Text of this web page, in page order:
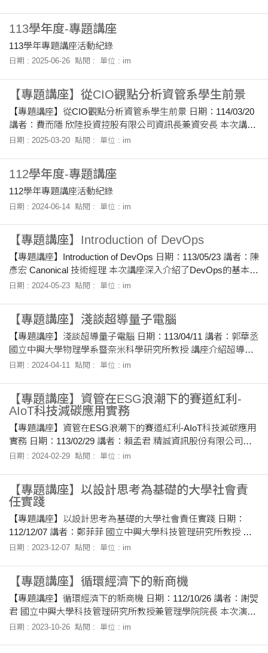
成內容可能引發的法律與倫理爭議，並分享國內外相關案例，
使同學們了解到即使AI能協助寫作，創作責任仍由使用者承
擔。此外，老師也介紹AI在翻譯、潤稿與文獻搜尋的實用性，
113學年度-專題講座
113學年專題講座活動紀錄
日期 : 2025-06-26 點閱 : 單位 : im
【專題講座】從CIO觀點分析資管系學生前景
【專題講座】從CIO觀點分析資管系學生前景 日期：114/03/20
講者：費而隱 欣陸投資控股有限公司資訊長兼資安長 本次講座
探討資訊管理與創新資訊服務的發展，聚焦企業數位轉型與技
爭力密切相關。企業須具備資料治理與 AI 應用能力，以確保決
策的準確性與效率，並透過 DevOps 模式提升系統穩定性與靈
活性。此外，低程式碼（Low-Code）與 SaaS 平台降低技術門
日期 : 2025-03-20 點閱 : 單位 : im
112學年度-專題講座
112學年專題講座活動紀錄
日期 : 2024-06-14 點閱 : 單位 : im
【專題講座】Introduction of DevOps
【專題講座】Introduction of DevOps 日期：113/05/23 講者：陳
彥宏 Canonical 技術經理 本次講座深入介紹了DevOps的基本概
念和應用，指出DevOps的目的是解決開發人員與維運人員之間
指標有助於衡量從開發到部屬過程中的效率和準確性。 講者指
出DevOps雖無最佳文化模式，但開放討論和溝通是關鍵特質。
開發和維運人員需共同討論，可以提前發現並解決潛在問題，
降低上線風險和成本。持續整合的好處包括確保每次修改的
日期 : 2024-05-23 點閱 : 單位 : im
【專題講座】淺談超導量子電腦
【專題講座】淺談超導量子電腦 日期：113/04/11 講者：郭華丞
國立中興大學物理學系暨奈米科學研究所教授 講座介紹超導量
子電腦議題。台灣已自產5台量子位元的量子電腦，而Google成
導體穩定性高且噪音較低，在計算方面具有顯著優勢。 以目前
的技術來說，難以縮小量子電腦的體積，未來可能朝向資料中
心發展。此外，量子電腦的處理器QPU需避免環境因素干擾以
確保運算行與計算正確。 各廠商採用不同晶片排列方式，如
IBM採蜂巢狀、Google用網狀排列。量子位元之間透過耦合器
日期 : 2024-04-11 點閱 : 單位 : im
【專題講座】資管在ESG浪潮下的賽道紅利-
AIoT科技減碳應用實務
【專題講座】資管在ESG浪潮下的賽道紅利-AIoT科技減碳應用
實務 日期：113/02/29 講者：賴孟君 精誠資訊股份有限公司技
術處處長 本次活動講座探討ESG（環境、社會、公司治理）與
ESG評級影響外資與法人投資，並影響企業競爭力。碳關稅/碳
邊境調整機制（CBAM）的實施，以及品牌客戶對供應鏈的嚴
格要求，促使企業提出碳中和目標。 各國正積極推動綠色能源
技術創新，應對氣候變遷。實現這些目標需要具備多元、自
主、永續學習力的人才。本講座將幫助參
日期 : 2024-02-29 點閱 : 單位 : im
【專題講座】以設計思考為基礎的大學社會責
任實踐
【專題講座】以設計思考為基礎的大學社會責任實踐 日期：
112/12/07 講者：鄭菲菲 國立中興大學科技管理研究所教授 設
計思考，亦稱為設計思維（Design Thinking），是一種以人為
問題、創意動腦、製作原型以及實際測試。 講者與中興大學與
國光國小合作，推動了「五感綠旱興」與「天使巡綠」等計
畫。除了一般小朋友也為身障小孩設計的活動。透過特別設計
的河川觸覺教材，讓盲人小朋友也能透過觸覺了解河川淨化的
日期 : 2023-12-07 點閱 : 單位 : im
【專題講座】循環經濟下的新商機
【專題講座】循環經濟下的新商機 日期：112/10/26 講者：謝焸
君 國立中興大學科技管理研究所教授兼管理學院院長 本次演講
以循環經濟和商機為主，演講中提到3R是什麼、何謂循環經
日期 : 2023-10-26 點閱 : 單位 : im